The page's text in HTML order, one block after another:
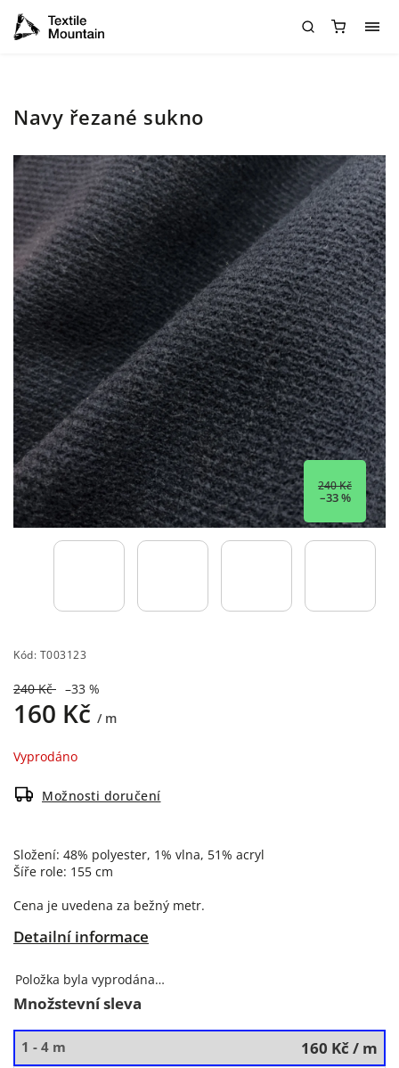
Navy řezané sukno
240 Kč
–33 %
Kód: T003123
240 Kč –33 %
160 Kč / m
Vyprodáno
Možnosti doručení
Složení: 48% polyester, 1% vlna, 51% acryl
Šíře role: 155 cm
Cena je uvedena za bežný metr.
Detailní informace
Položka byla vyprodána…
Množstevní sleva
1 - 4 m 160 Kč/ m